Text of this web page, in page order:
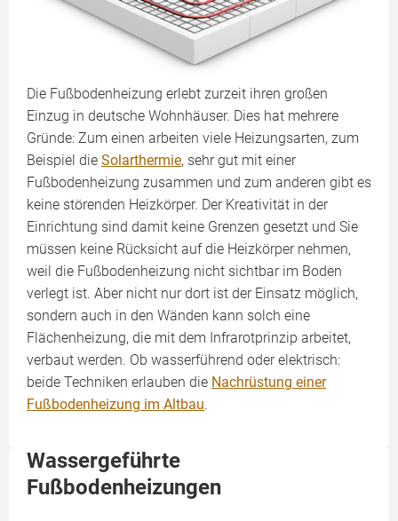
Die Fußbodenheizung erlebt zurzeit ihren großen
Einzug in deutsche Wohnhäuser. Dies hat mehrere
Gründe: Zum einen arbeiten viele Heizungsarten, zum
Beispiel die Solarthermie, sehr gut mit einer
Fußbodenheizung zusammen und zum anderen gibt es
keine störenden Heizkörper. Der Kreativität in der
Einrichtung sind damit keine Grenzen gesetzt und Sie
müssen keine Rücksicht auf die Heizkörper nehmen,
weil die Fußbodenheizung nicht sichtbar im Boden
verlegt ist. Aber nicht nur dort ist der Einsatz möglich,
sondern auch in den Wänden kann solch eine
Flächenheizung, die mit dem Infrarotprinzip arbeitet,
verbaut werden. Ob wasserführend oder elektrisch:
beide Techniken erlauben die Nachrüstung einer
Fußbodenheizung im Altbau.
Wassergeführte
Fußbodenheizungen